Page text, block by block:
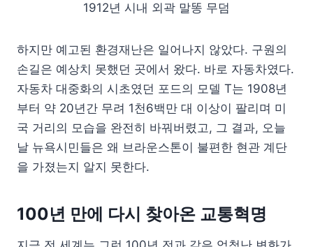
1912년 시내 외곽 말똥 무덤
하지만 예고된 환경재난은 일어나지 않았다. 구원의
손길은 예상치 못했던 곳에서 왔다. 바로 자동차였다.
자동차 대중화의 시초였던 포드의 모델 T는 1908년
부터 약 20년간 무려 1천6백만 대 이상이 팔리며 미
국 거리의 모습을 완전히 바꿔버렸고, 그 결과, 오늘
날 뉴욕시민들은 왜 브라운스톤이 불편한 현관 계단
을 가졌는지 알지 못한다.
100년 만에 다시 찾아온 교통혁명